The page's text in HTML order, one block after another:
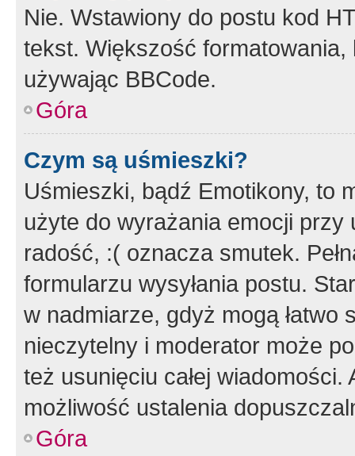
Nie. Wstawiony do postu kod
tekst. Większość
używając BBCode.
Góra
Czym są uśmieszki?
Uśmieszki, bądź Emotikony, to
użyte do wyrażania emocji
radość, :( oznacza smutek.
formularzu wysyłania postu.
w nadmiarze, gdyż mogą
nieczytelny i moderator może
też usunięciu całej
możliwość ustalenia
Góra